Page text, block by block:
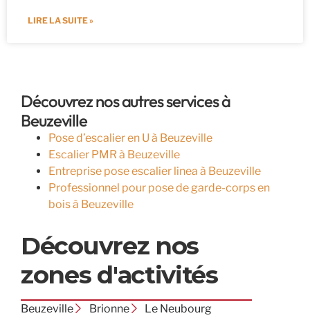
LIRE LA SUITE »
Découvrez nos autres services à
Beuzeville
Pose d’escalier en U à Beuzeville
Escalier PMR à Beuzeville
Entreprise pose escalier linea à Beuzeville
Professionnel pour pose de garde-corps en
bois à Beuzeville
Découvrez nos
zones d'activités
Beuzeville Brionne
Le Neubourg